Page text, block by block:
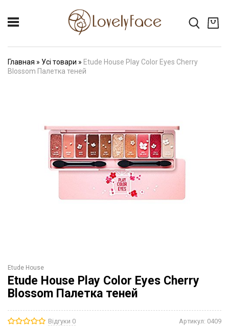
Главная » Усі товари » Etude House Play Color Eyes Cherry
Blossom Палетка теней
Etude House
Etude House Play Color Eyes Cherry
Blossom Палетка теней
Відгуки 0 Артикул: 0409